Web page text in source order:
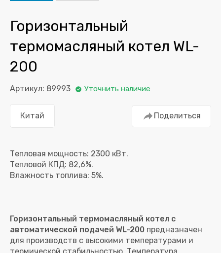
Горизонтальный
термомасляный котел WL-
200
Артикул: 89993 Уточнить наличие
Китай Поделиться
Тепловая мощность: 2300 кВт.
Тепловой КПД: 82,6%.
Горизонтальный термомасляный котел с
автоматической подачей WL-200 предназначен
для производств с высокими температурами и